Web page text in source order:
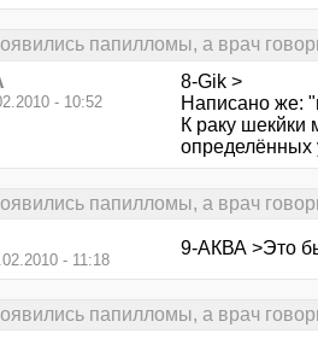
папилломы, а врач
- 10:52
8-Gik >
Написано же:
К раку шекйки
определённых
папилломы, а врач
- 11:18
9-АКВА >Это
папилломы, а врач